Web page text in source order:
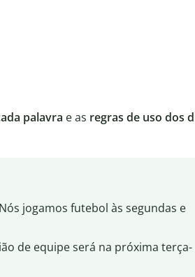
palavra e as regras de uso dos
jogamos futebol às segundas e
de equipe será na próxima terça-